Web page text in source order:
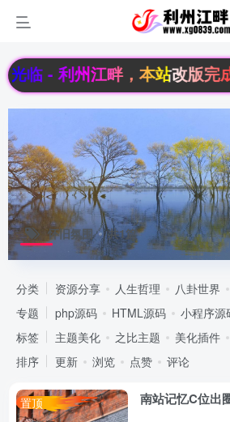
临 - 利州江畔，本站改版完
怀旧氛围 共1篇
分类 资源分享 人生哲理 八卦世界
专题
php源码 HTML源码
小程序源
标签
主题美化 之比主题 美化插件
排序
更新 浏览 点赞 评论
置顶 南站记忆C位出